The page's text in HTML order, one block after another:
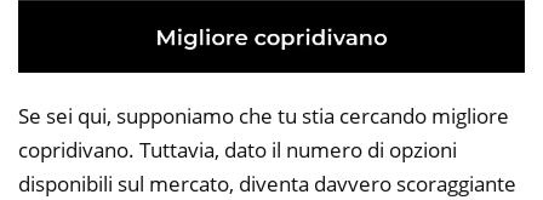
Se sei qui, supponiamo che tu stia cercando migliore
copridivano. Tuttavia, dato il numero di opzioni
disponibili sul mercato, diventa davvero scoraggiante